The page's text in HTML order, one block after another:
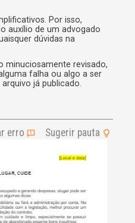
Por isso,
auxílio de um advogado
dúvidas na
minuciosamente revisado,
falha ou algo a ser
já publicado.
erro Sugerir pauta